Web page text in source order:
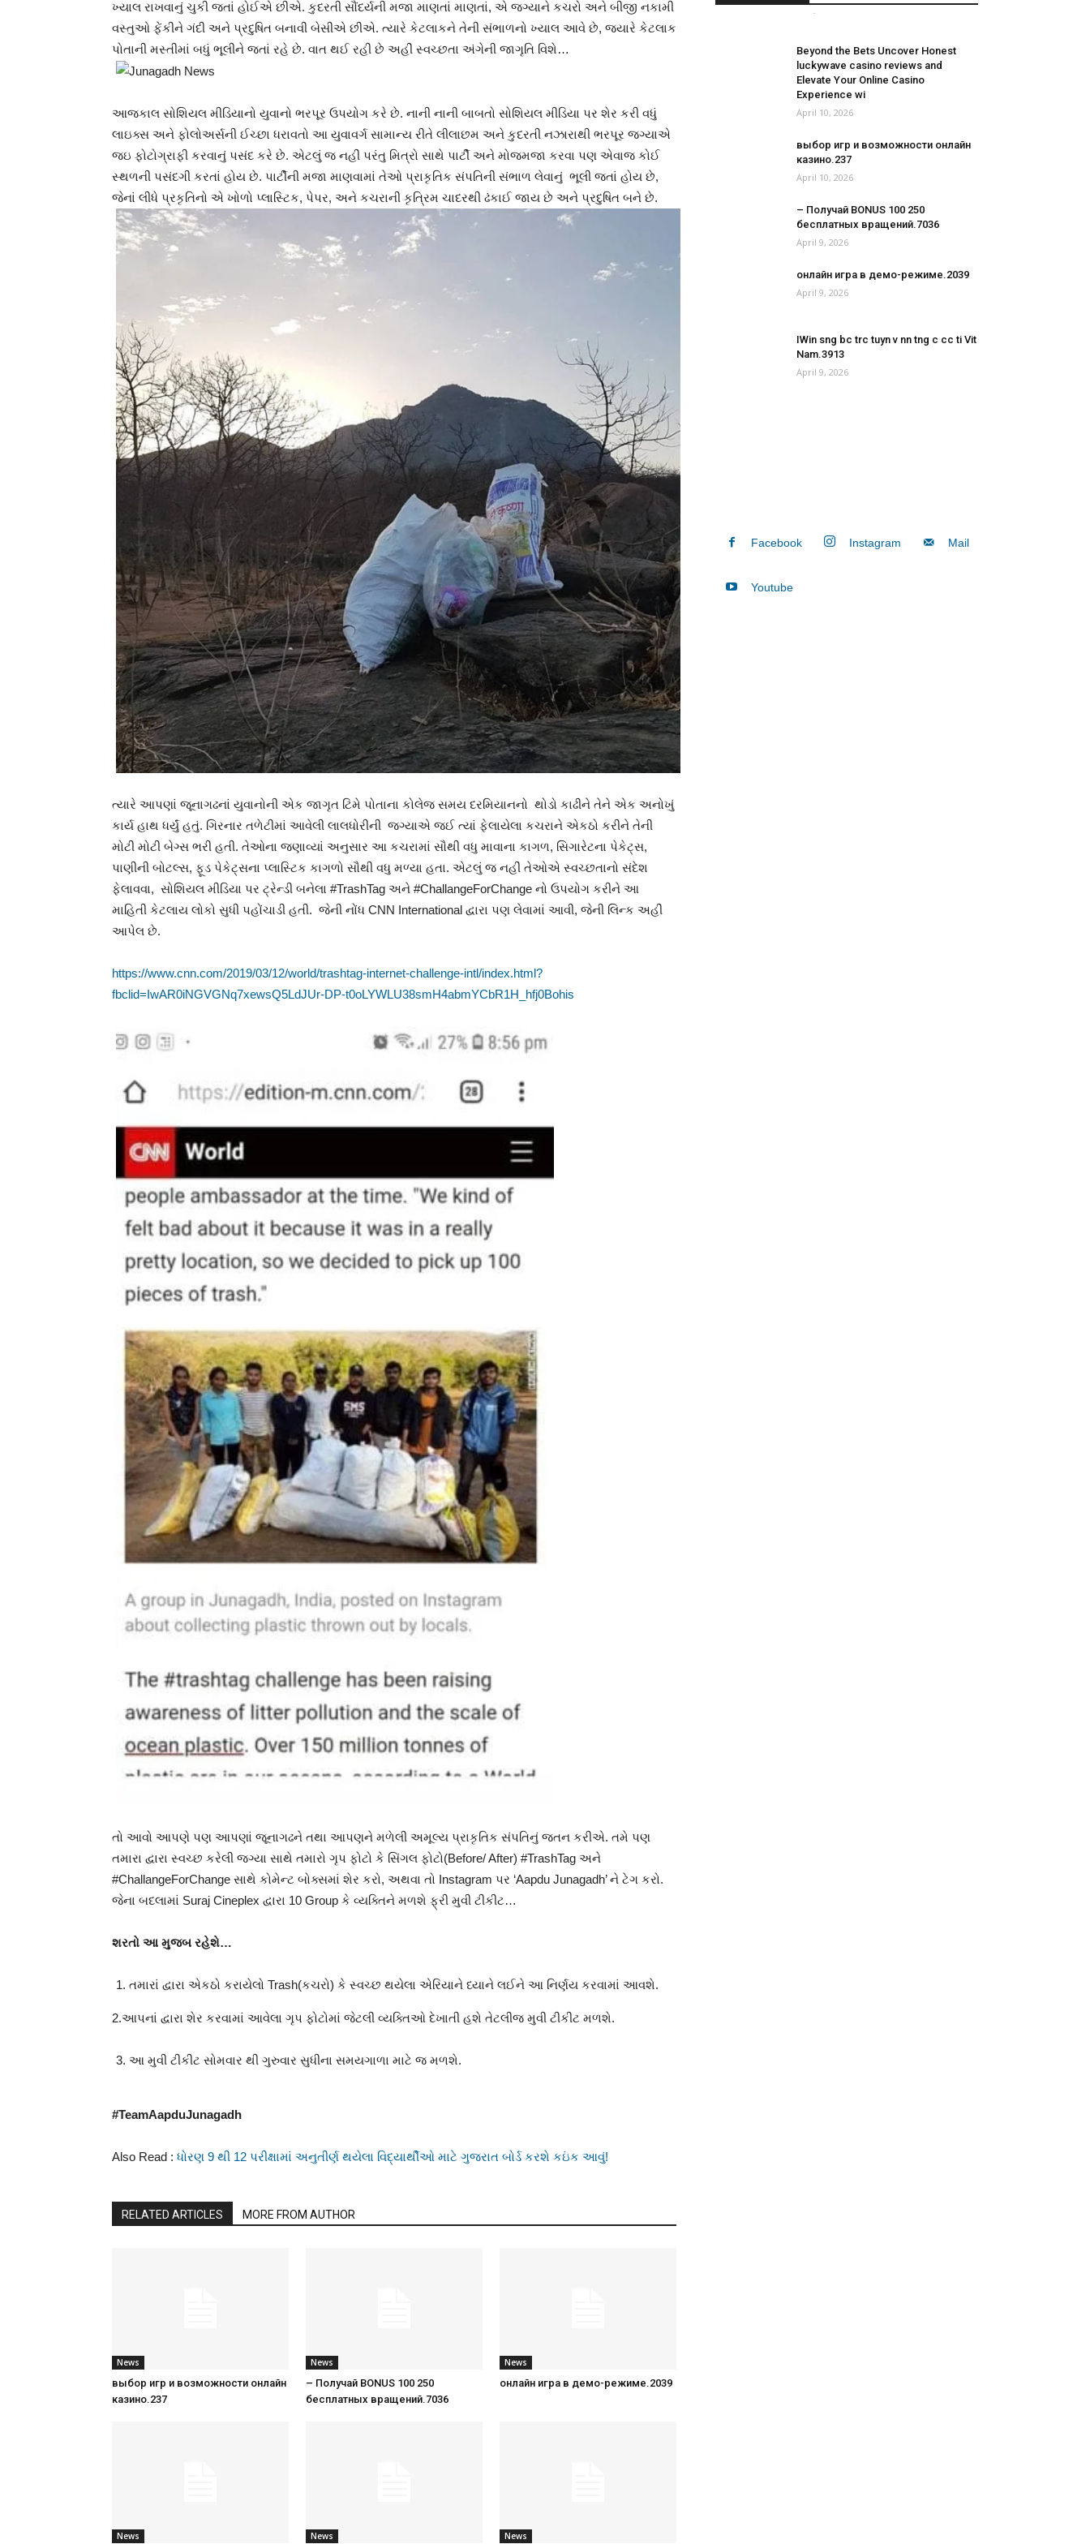
ખ્યાલ રાખવાનું ચુકી જતાં હોઈએ છીએ. કુદરતી સૌંદર્યની મજા માણતાં માણતાં, એ જગ્યાને કચરો અને બીજી નકામી
વસ્તુઓ ફેંકીને ગંદી અને પ્રદુષિત બનાવી બેસીએ છીએ. ત્યારે કેટલાકને તેની સંભાળનો ખ્યાલ આવે છે, જ્યારે કેટલાક
પોતાની મસ્તીમાં બધું ભૂલીને જતાં રહે છે. વાત થઈ રહી છે અહીં સ્વચ્છતા અંગેની જાગૃતિ વિશે…
આજકાલ સોશિયલ મીડિયાનો યુવાનો ભરપૂર ઉપયોગ કરે છે. નાની નાની બાબતો સોશિયલ મીડિયા પર શેર કરી વધું
લાઇક્સ અને ફોલોઅર્સની ઈચ્છા ધરાવતો આ યુવાવર્ગ સામાન્ય રીતે લીલાછમ અને કુદરતી નઝારાથી ભરપૂર જગ્યાએ
જઇ ફોટોગ્રાફી કરવાનું પસંદ કરે છે. એટલું જ નહીં પરંતુ મિત્રો સાથે પાર્ટી અને મોજમજા કરવા પણ એવાજ કોઈ
સ્થળની પસંદગી કરતાં હોય છે. પાર્ટીની મજા માણવામાં તેઓ પ્રાકૃતિક સંપતિની સંભાળ લેવાનું ભૂલી જતાં હોય છે,
જેનાં લીધે પ્રકૃતિનો એ ખોળો પ્લાસ્ટિક, પેપર, અને કચરાની કૃત્રિમ ચાદરથી ઢંકાઈ જાય છે અને પ્રદુષિત બને છે.
ત્યારે આપણાં જૂનાગઢનાં યુવાનોની એક જાગૃત ટિમે પોતાના કોલેજ સમય દરમિયાનનો થોડો કાઢીને તેને એક અનોખું
કાર્ય હાથ ધર્યું હતું. ગિરનાર તળેટીમાં આવેલી લાલધોરીની જગ્યાએ જઈ ત્યાં ફેલાયેલા કચરાને એકઠો કરીને તેની
મોટી મોટી બેગ્સ ભરી હતી. તેઓના જણાવ્યાં અનુસાર આ કચરામાં સૌથી વધુ માવાના કાગળ, સિગારેટના પેકેટ્સ,
પાણીની બોટલ્સ, ફૂડ પેકેટ્સના પ્લાસ્ટિક કાગળો સૌથી વધુ મળ્યા હતા. એટલું જ નહીં તેઓએ સ્વચ્છતાનો સંદેશ
ફેલાવવા, સોશિયલ મીડિયા પર ટ્રેન્ડી બનેલા #TrashTag અને #ChallangeForChange નો ઉપયોગ કરીને આ
માહિતી કેટલાય લોકો સુધી પહોંચાડી હતી. જેની નોંધ CNN International દ્વારા પણ લેવામાં આવી, જેની લિન્ક અહીં
આપેલ છે.
https://www.cnn.com/2019/03/12/world/trashtag-internet-challenge-intl/index.html?
fbclid=IwAR0iNGVGNq7xewsQ5LdJUr-DP-t0oLYWLU38smH4abmYCbR1H_hfj0Bohis
તો આવો આપણે પણ આપણાં જૂનાગઢને તથા આપણને મળેલી અમૂલ્ય પ્રાકૃતિક સંપતિનું જતન કરીએ. તમે પણ
તમારા દ્વારા સ્વચ્છ કરેલી જગ્યા સાથે તમારો ગૃપ ફોટો કે સિંગલ ફોટો(Before/ After) #TrashTag અને
#ChallangeForChange સાથે કોમેન્ટ બોક્સમાં શેર કરો, અથવા તો Instagram પર ‘Aapdu Junagadh’ ને ટેગ કરો.
જેના બદલામાં Suraj Cineplex દ્વારા 10 Group કે વ્યક્તિને મળશે ફ્રી મુવી ટીકીટ…
શરતો આ મુજબ રહેશે…
તમારાં દ્વારા એકઠો કરાયેલો Trash(કચરો) કે સ્વચ્છ થયેલા એરિયાને ધ્યાને લઈને આ નિર્ણય કરવામાં આવશે.
2.આપનાં દ્વારા શેર કરવામાં આવેલા ગૃપ ફોટોમાં જેટલી વ્યક્તિઓ દેખાતી હશે તેટલીજ મુવી ટીકીટ મળશે.
આ મુવી ટીકીટ સોમવાર થી ગુરુવાર સુધીના સમયગાળા માટે જ મળશે.
#TeamAapduJunagadh
Also Read : ધોરણ 9 થી 12 પરીક્ષામાં અનુતીર્ણ થયેલા વિદ્યાર્થીઓ માટે ગુજરાત બોર્ડ કરશે કઇંક આવું!
RELATED ARTICLES MORE FROM AUTHOR
News
выбор игр и возможности онлайн
казино.237
News
– Получай BONUS 100 250
бесплатных вращений.7036
News
онлайн игра в демо-режиме.2039
News News News
-
Beyond the Bets Uncover Honest
luckywave casino reviews and
Elevate Your Online Casino
Experience wi
April 10, 2026
выбор игр и возможности онлайн
казино.237
April 10, 2026
– Получай BONUS 100 250
бесплатных вращений.7036
April 9, 2026
онлайн игра в демо-режиме.2039
April 9, 2026
IWin sng bc trc tuyn v nn tng c cc ti Vit
Nam.3913
April 9, 2026
Facebook Instagram Mail
Youtube